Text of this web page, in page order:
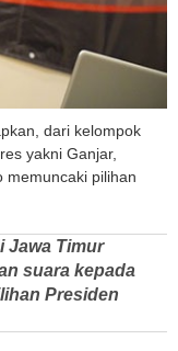
dari kelompok
yakni Ganjar,
memuncaki pilihan
Jawa Timur
suara kepada
Presiden